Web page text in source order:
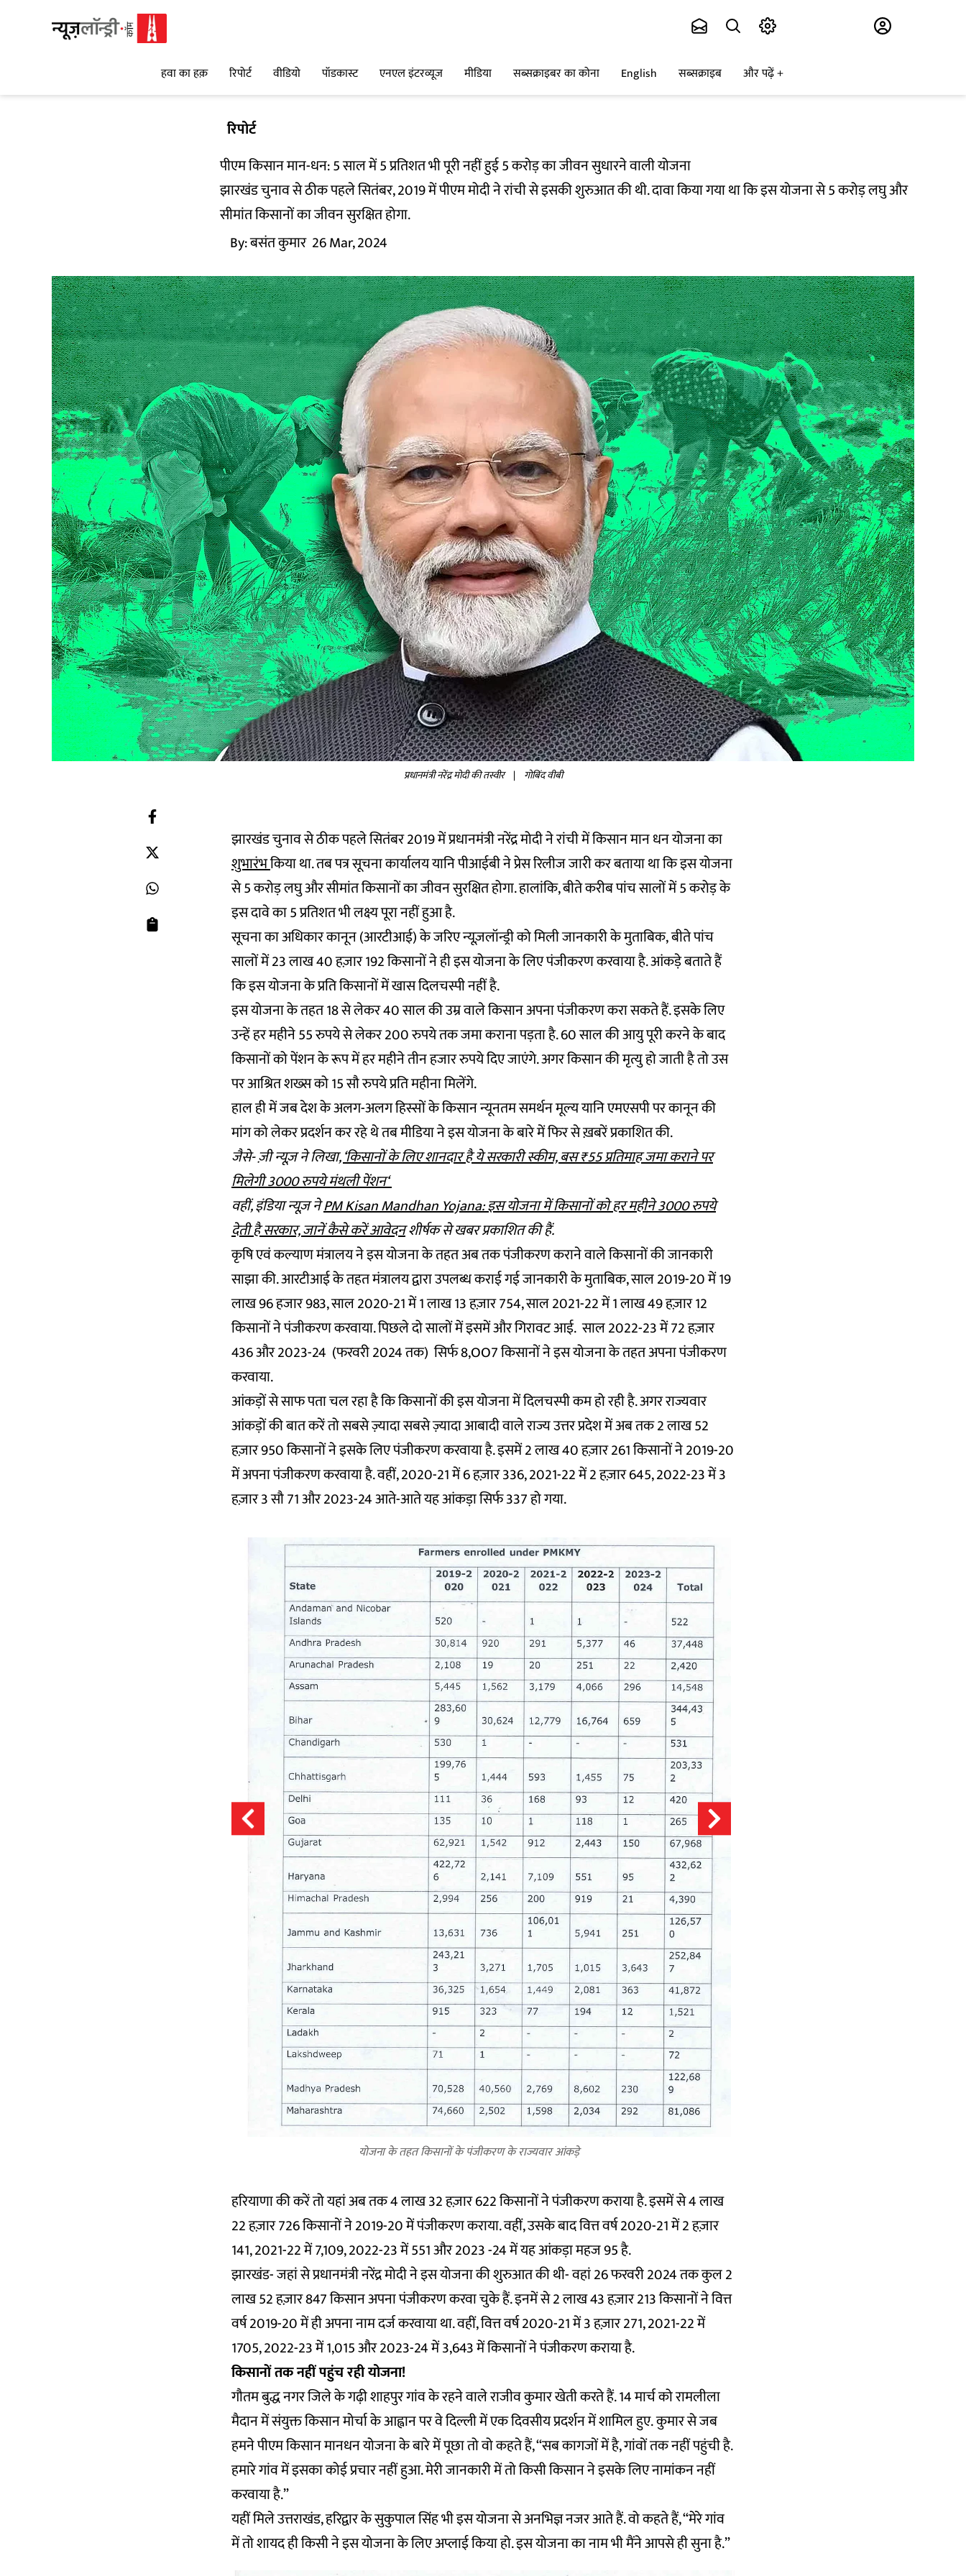
हवा का हक़ रिपोर्ट वीडियो पॉडकास्ट एनएल इंटरव्यूज मीडिया सब्सक्राइबर का कोना English सब्सक्राइब और पढ़ें
रिपोर्ट
पीएम किसान मान-धन: 5 साल में 5 प्रतिशत भी पूरी नहीं हुई 5 करोड़ का जीवन सुधारने वाली योजना
झारखंड चुनाव से ठीक पहले सितंबर, 2019 में पीएम मोदी ने रांची से इसकी शुरुआत की थी. दावा किया गया था कि इस योजना से 5 करोड़ लघु और
सीमांत किसानों का जीवन सुरक्षित होगा.
By:बसंत कुमार 26 Mar, 2024
प्रधानमंत्री नरेंद्र मोदी की तस्वीर | गोबिंद वीबी
झारखंड चुनाव से ठीक पहले सितंबर 2019 में प्रधानमंत्री नरेंद्र मोदी ने रांची में किसान मान धन योजना का
शुभारंभकिया था. तब पत्र सूचना कार्यालय यानि पीआईबी ने प्रेस रिलीज जारी कर बताया था कि इस योजना
से 5 करोड़ लघु और सीमांत किसानों का जीवन सुरक्षित होगा. हालांकि, बीते करीब पांच सालों में 5 करोड़ के
इस दावे का 5 प्रतिशत भी लक्ष्य पूरा नहीं हुआ है.
सूचना का अधिकार कानून (आरटीआई) के जरिए न्यूज़लॉन्ड्री को मिली जानकारी के मुताबिक, बीते पांच
सालों में 23 लाख 40 हज़ार 192 किसानों ने ही इस योजना के लिए पंजीकरण करवाया है. आंकड़े बताते हैं
कि इस योजना के प्रति किसानों में खास दिलचस्पी नहीं है.
इस योजना के तहत 18 से लेकर 40 साल की उम्र वाले किसान अपना पंजीकरण करा सकते हैं. इसके लिए
उन्हें हर महीने 55 रुपये से लेकर 200 रुपये तक जमा कराना पड़ता है. 60 साल की आयु पूरी करने के बाद
किसानों को पेंशन के रूप में हर महीने तीन हजार रुपये दिए जाएंगे. अगर किसान की मृत्यु हो जाती है तो उस
पर आश्रित शख्स को 15 सौ रुपये प्रति महीना मिलेंगे.
हाल ही में जब देश के अलग-अलग हिस्सों के किसान न्यूनतम समर्थन मूल्य यानि एमएसपी पर कानून की
मांग को लेकर प्रदर्शन कर रहे थे तब मीडिया ने इस योजना के बारे में फिर से ख़बरें प्रकाशित की.
जैसे- ज़ी न्यूज़ ने लिखा,‘किसानों के लिए शानदार है ये सरकारी स्कीम, बस ₹55 प्रतिमाह जमा कराने पर
मिलेगी 3000 रुपये मंथली पेंशन‘
वहीं, इंडिया न्यूज़ नेPM Kisan Mandhan Yojana: इस योजना में किसानों को हर महीने 3000 रुपये
देती है सरकार, जानें कैसे करें आवेदनशीर्षक से खबर प्रकाशित की हैं.
कृषि एवं कल्याण मंत्रालय ने इस योजना के तहत अब तक पंजीकरण कराने वाले किसानों की जानकारी
साझा की. आरटीआई के तहत मंत्रालय द्वारा उपलब्ध कराई गई जानकारी के मुताबिक, साल 2019-20 में 19
लाख 96 हजार 983, साल 2020-21 में 1 लाख 13 हज़ार 754, साल 2021-22 में 1 लाख 49 हज़ार 12
किसानों ने पंजीकरण करवाया. पिछले दो सालों में इसमें और गिरावट आई. साल 2022-23 में 72 हज़ार
436 और 2023-24 (फरवरी 2024 तक) सिर्फ 8,OO7 किसानों ने इस योजना के तहत अपना पंजीकरण
करवाया.
आंकड़ों से साफ पता चल रहा है कि किसानों की इस योजना में दिलचस्पी कम हो रही है. अगर राज्यवार
आंकड़ों की बात करें तो सबसे ज़्यादा सबसे ज़्यादा आबादी वाले राज्य उत्तर प्रदेश में अब तक 2 लाख 52
हज़ार 950 किसानों ने इसके लिए पंजीकरण करवाया है. इसमें 2 लाख 40 हज़ार 261 किसानों ने 2019-20
में अपना पंजीकरण करवाया है. वहीं, 2020-21 में 6 हज़ार 336, 2021-22 में 2 हज़ार 645, 2022-23 में 3
हज़ार 3 सौ 71 और 2023-24 आते-आते यह आंकड़ा सिर्फ 337 हो गया.
योजना के तहत किसानों के पंजीकरण के राज्यवार आंकड़े
हरियाणा की करें तो यहां अब तक 4 लाख 32 हज़ार 622 किसानों ने पंजीकरण कराया है. इसमें से 4 लाख
22 हज़ार 726 किसानों ने 2019-20 में पंजीकरण कराया. वहीं, उसके बाद वित्त वर्ष 2020-21 में 2 हज़ार
141, 2021-22 में 7,109, 2022-23 में 551 और 2023 -24 में यह आंकड़ा महज 95 है.
झारखंड- जहां से प्रधानमंत्री नरेंद्र मोदी ने इस योजना की शुरुआत की थी- वहां 26 फरवरी 2024 तक कुल 2
लाख 52 हज़ार 847 किसान अपना पंजीकरण करवा चुके हैं. इनमें से 2 लाख 43 हज़ार 213 किसानों ने वित्त
वर्ष 2019-20 में ही अपना नाम दर्ज करवाया था. वहीं, वित्त वर्ष 2020-21 में 3 हज़ार 271, 2021-22 में
1705, 2022-23 में 1,015 और 2023-24 में 3,643 में किसानों ने पंजीकरण कराया है.
किसानों तक नहीं पहुंच रही योजना!
गौतम बुद्ध नगर जिले के गढ़ी शाहपुर गांव के रहने वाले राजीव कुमार खेती करते हैं. 14 मार्च को रामलीला
मैदान में संयुक्त किसान मोर्चा के आह्वान पर वे दिल्ली में एक दिवसीय प्रदर्शन में शामिल हुए. कुमार से जब
हमने पीएम किसान मानधन योजना के बारे में पूछा तो वो कहते हैं, ‘‘सब कागजों में है, गांवों तक नहीं पहुंची है.
हमारे गांव में इसका कोई प्रचार नहीं हुआ. मेरी जानकारी में तो किसी किसान ने इसके लिए नामांकन नहीं
करवाया है.”
यहीं मिले उत्तराखंड, हरिद्वार के सुकुपाल सिंह भी इस योजना से अनभिज्ञ नजर आते हैं. वो कहते हैं, “मेरे गांव
में तो शायद ही किसी ने इस योजना के लिए अप्लाई किया हो. इस योजना का नाम भी मैंने आपसे ही सुना है.”